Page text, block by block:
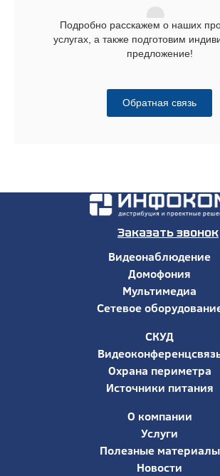
Подробно расскажем о наших
услугах, а также подготовим
предложение!
Обратная связь
Заказать звонок
Видеонаблюдение
Домофония
Мультимедиа
Сетевое
СКУД
Охрана периметра
Источники питания
О компании
Услуги
Полезные материалы
Новости